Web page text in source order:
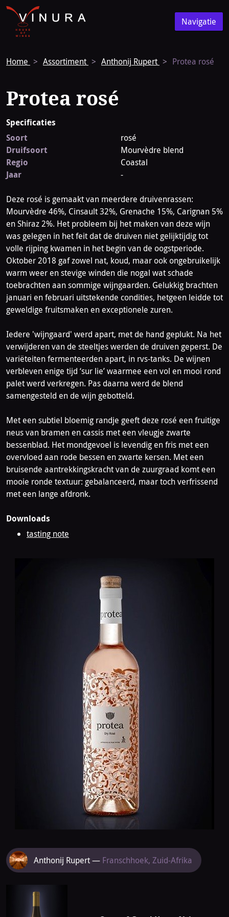
Vinura
Navigatie
Navigatie
Home Assortiment Anthonij Rupert Protea rosé
Protea rosé
Specificaties
Soort
rosé
Druifsoort
Mourvèdre blend
Regio
Coastal
Jaar
-
Deze rosé is gemaakt van meerdere druivenrassen:
Mourvèdre 46%, Cinsault 32%, Grenache 15%, Carignan 5%
en Shiraz 2%. Het probleem bij het maken van deze wijn
was gelegen in het feit dat de druiven niet gelijktijdig tot
volle rijping kwamen in het begin van de oogstperiode.
Oktober 2018 gaf zowel nat, koud, maar ook ongebruikelijk
warm weer en stevige winden die nogal wat schade
toebrachten aan sommige wijngaarden. Gelukkig brachten
januari en februari uitstekende condities, hetgeen leidde tot
geweldige fruitsmaken en exceptionele zuren.
Iedere 'wijngaard' werd apart, met de hand geplukt. Na het
verwijderen van de steeltjes werden de druiven geperst. De
variëteiten fermenteerden apart, in rvs-tanks. De wijnen
verbleven enige tijd ‘sur lie’ waarmee een vol en mooi rond
palet werd verkregen. Pas daarna werd de blend
samengesteld en de wijn gebotteld.
Met een subtiel bloemig randje geeft deze rosé een fruitige
neus van bramen en cassis met een vleugje zwarte
bessenblad. Het mondgevoel is levendig en fris met een
overvloed aan rode bessen en zwarte kersen. Met een
bruisende aantrekkingskracht van de zuurgraad komt een
mooie ronde textuur: gebalanceerd, maar toch verfrissend
met een lange afdronk.
Downloads
tasting note
Meer
van
Anthonij
Anthonij Rupert — Franschhoek, Zuid-Afrika